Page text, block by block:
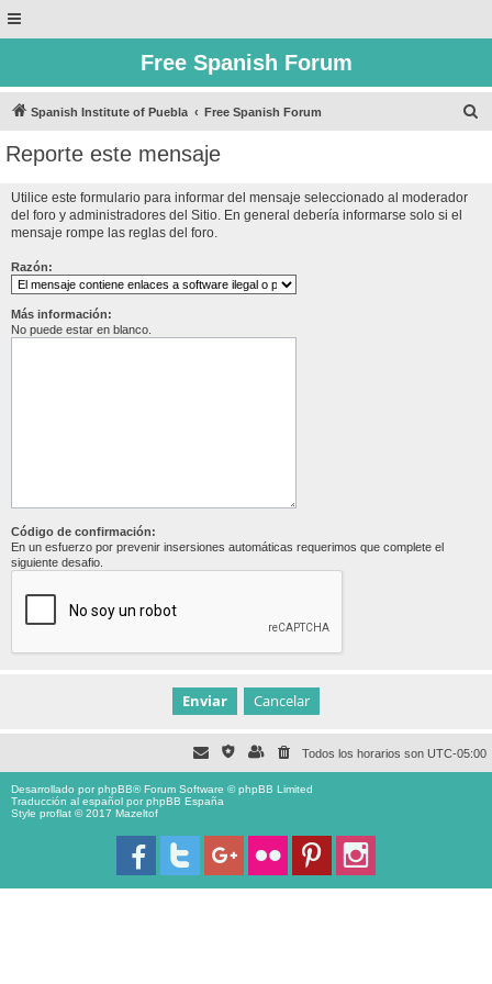
Free Spanish Forum
Spanish Institute of Puebla Free Spanish Forum
Reporte este mensaje
Utilice este formulario para informar del mensaje seleccionado al moderador
del foro y administradores del Sitio. En general debería informarse solo si el
mensaje rompe las reglas del foro.
Razón:
Más información:
No puede estar en blanco.
Código de confirmación:
En un esfuerzo por prevenir insersiones automáticas requerimos que complete el
siguiente desafio.
Todos los horarios son UTC-05:00
Desarrollado porphpBB® Forum Software © phpBB Limited
Traducción al español porphpBB España
Style proflat © 2017 Mazeltof